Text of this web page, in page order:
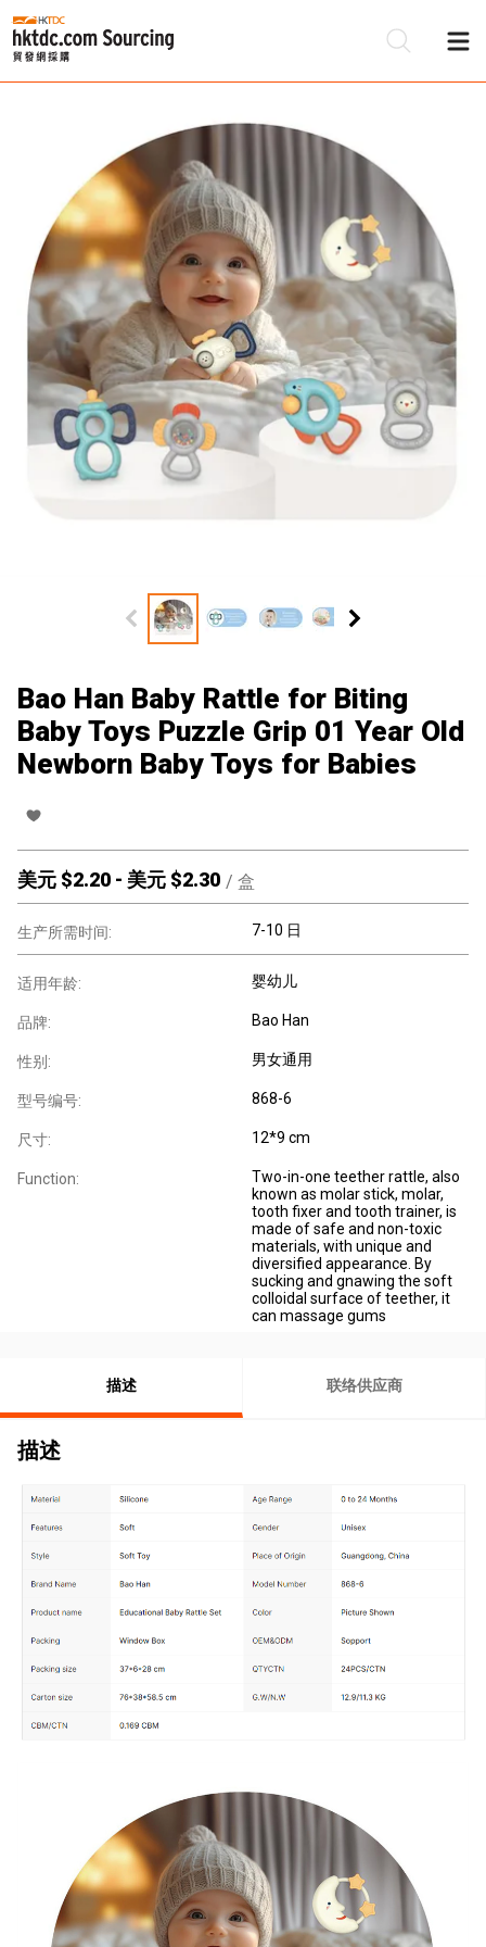
Bao Han Baby Rattle for Biting
Baby Toys Puzzle Grip 01 Year Old
Newborn Baby Toys for Babies
美元 $2.20 - 美元 $2.30 / 盒
生产所需时间: 7-10 日
适用年龄: 婴幼儿
品牌: Bao Han
性别: 男女通用
型号编号: 868-6
尺寸: 12*9 cm
Function:
Two-in-one teether rattle, also
known as molar stick, molar,
tooth fixer and tooth trainer, is
made of safe and non-toxic
materials, with unique and
diversified appearance. By
sucking and gnawing the soft
colloidal surface of teether, it
can massage gums
描述 联络供应商
描述